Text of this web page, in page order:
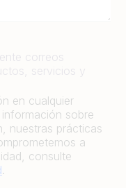
correos
servicios y
en cualquier
sobre
nuestras prácticas
a
consulte
.